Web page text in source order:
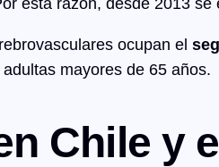
ocupan el
mayores de 65 años.
Chile y